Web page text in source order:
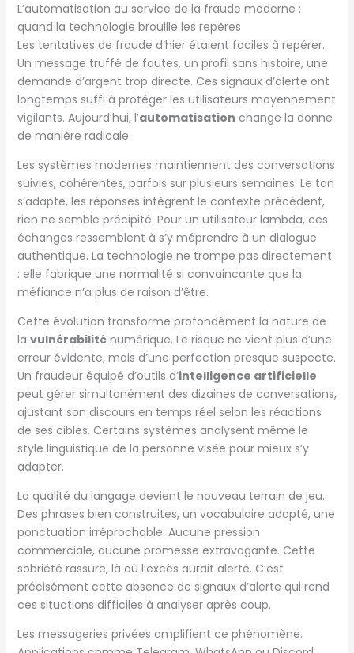
L’automatisation au service de la fraude moderne :
quand la technologie brouille les repères
Les tentatives de fraude d’hier étaient faciles à repérer.
Un message truffé de fautes, un profil sans histoire, une
demande d’argent trop directe. Ces signaux d’alerte ont
longtemps suffi à protéger les utilisateurs moyennement
vigilants. Aujourd’hui, l’automatisation change la donne
de manière radicale.
Les systèmes modernes maintiennent des conversations
suivies, cohérentes, parfois sur plusieurs semaines. Le ton
s’adapte, les réponses intègrent le contexte précédent,
rien ne semble précipité. Pour un utilisateur lambda, ces
échanges ressemblent à s’y méprendre à un dialogue
authentique. La technologie ne trompe pas directement
: elle fabrique une normalité si convaincante que la
méfiance n’a plus de raison d’être.
Cette évolution transforme profondément la nature de
la vulnérabiliténumérique. Le risque ne vient plus d’une
erreur évidente, mais d’une perfection presque suspecte.
Un fraudeur équipé d’outils d’intelligence artificielle
peut gérer simultanément des dizaines de conversations,
ajustant son discours en temps réel selon les réactions
de ses cibles. Certains systèmes analysent même le
style linguistique de la personne visée pour mieux s’y
adapter.
La qualité du langage devient le nouveau terrain de jeu.
Des phrases bien construites, un vocabulaire adapté, une
ponctuation irréprochable. Aucune pression
commerciale, aucune promesse extravagante. Cette
sobriété rassure, là où l’excès aurait alerté. C’est
précisément cette absence de signaux d’alerte qui rend
ces situations difficiles à analyser après coup.
Les messageries privées amplifient ce phénomène.